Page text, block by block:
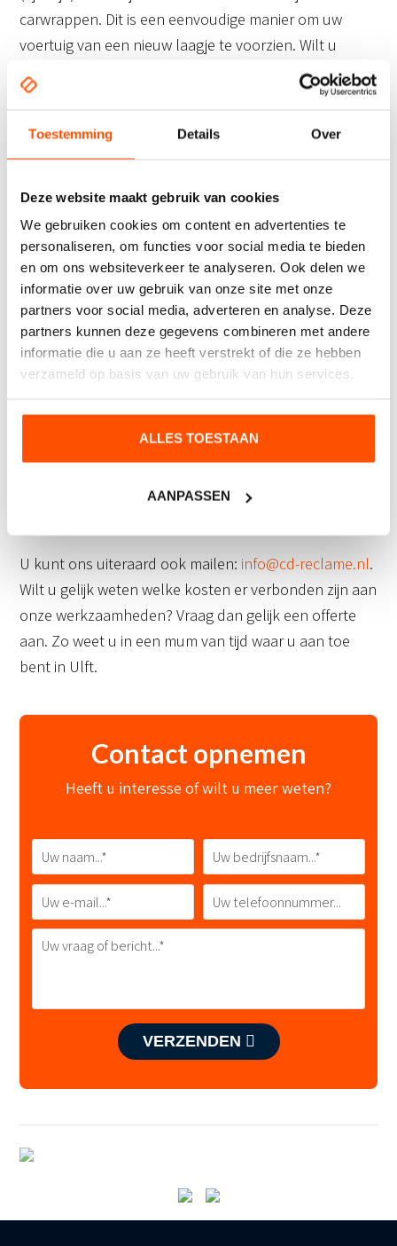
Toestemming Details Over
Deze website maakt gebruik van cookies
We gebruiken cookies om content en advertenties te
personaliseren, om functies voor social media te bieden
en om ons websiteverkeer te analyseren. Ook delen we
informatie over uw gebruik van onze site met onze
partners voor social media, adverteren en analyse. Deze
partners kunnen deze gegevens combineren met andere
informatie die u aan ze heeft verstrekt of die ze hebben
verzameld op basis van uw gebruik van hun services.
ALLES TOESTAAN
AANPASSEN
carwrappen. Dit is een eenvoudige manier om uw
voertuig van een nieuw laagje te voorzien. Wilt u
graag een heel wagenpark in Ulft laten restylen? Dat
is geen probleem. Neem in dat geval contact met ons
Heeft u nog vragen? Of wilt u graag meer weten over
onze producten? Bel dan vandaag nog naar0316-
Wij staan graag voor u klaar om eventuele
U kunt ons uiteraard ook mailen: info@cd-reclame.nl.
Wilt u gelijk weten welke kosten er verbonden zijn aan
onze werkzaamheden? Vraag dan gelijk een offerte
aan. Zo weet u in een mum van tijd waar u aan toe
bent in Ulft.
Contact opnemen
Heeft u interesse of wilt u meer weten?
VERZENDEN